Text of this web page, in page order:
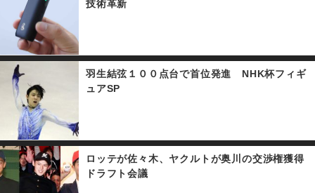
技術革新
羽生結弦１００点台で首位発進 NHK杯フィギ
ュアSP
ロッテが佐々木、ヤクルトが奥川の交渉権獲得
ドラフト会議